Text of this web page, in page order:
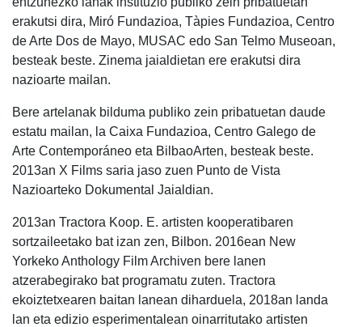
erakutsi dira, Miró Fundazioa, Tàpies Fundazioa, Centro
de Arte Dos de Mayo, MUSAC edo San Telmo Museoan,
besteak beste. Zinema jaialdietan ere erakutsi dira
nazioarte mailan.
Bere artelanak bilduma publiko zein pribatuetan daude
estatu mailan, la Caixa Fundazioa, Centro Galego de
Arte Contemporáneo eta BilbaoArten, besteak beste.
2013an X Films saria jaso zuen Punto de Vista
Nazioarteko Dokumental Jaialdian.
2013an Tractora Koop. E. artisten kooperatibaren
sortzaileetako bat izan zen, Bilbon. 2016ean New
Yorkeko Anthology Film Archiven bere lanen
atzerabegirako bat programatu zuten. Tractora
ekoiztetxearen baitan lanean diharduela, 2018an landa
lan eta edizio esperimentalean oinarritutako artisten